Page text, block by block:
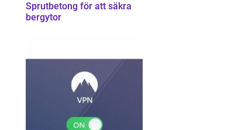
Sprutbetong för att säkra
bergytor